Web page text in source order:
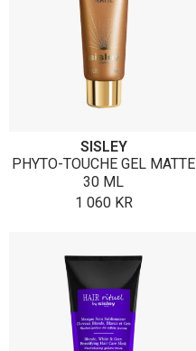
SISLEY
PHYTO-TOUCHE GEL MATTE
30 ML
1 060 KR